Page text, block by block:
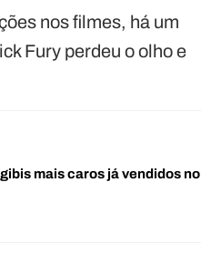
nos filmes, há um
Fury perdeu o olho e
mais caros já vendidos no